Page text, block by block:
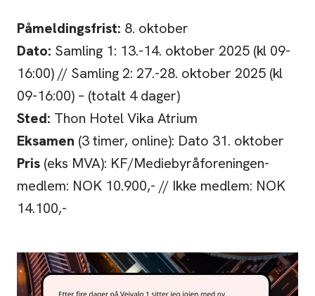
Påmeldingsfrist: 8. oktober
Dato: Samling 1: 13.-14. oktober 2025 (kl 09-
16:00) // Samling 2: 27.-28. oktober 2025 (kl
09-16:00) – (totalt 4 dager)
Sted: Thon Hotel Vika Atrium
Eksamen (3 timer, online): Dato 31. oktober
Pris (eks MVA): KF/Mediebyråforeningen-
medlem: NOK 10.900,- // Ikke medlem: NOK
14.100,-